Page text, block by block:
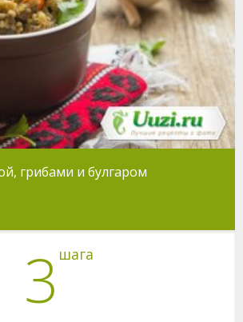
грибами и булгаром
3 шага